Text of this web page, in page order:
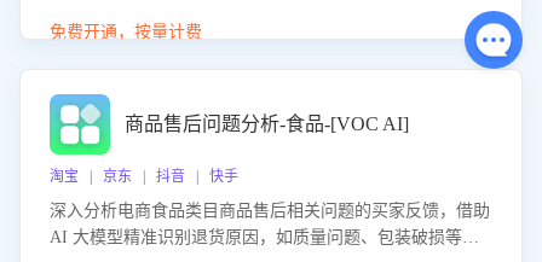
力商家优化产品或服务，实现销售额的显著提升。
免费开通，按量计费
商品售后问题分析-食品-[VOC AI]
淘宝 | 京东 | 抖音 | 快手
深入分析电商食品类目商品售后相关问题的买家反馈，借助
AI 大模型精准识别退货原因，如质量问题、包装破损等，